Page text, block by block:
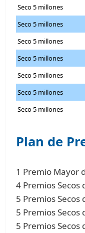
Seco 5 millones
Seco 5 millones
Seco 5 millones
Seco 5 millones
Seco 5 millones
Seco 5 millones
Seco 5 millones
Plan de
1 Premio Mayor
4 Premios
5 Premios
5 Premios
5 Premios